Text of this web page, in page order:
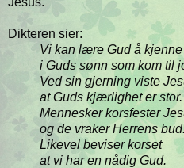
Dikteren sier:
Vi kan lære Gud å kjenne
i Guds sønn som kom til
Ved sin gjerning viste
at Guds kjærlighet er stor.
Mennesker korsfester
og de vraker Herrens bud.
Likevel beviser korset
at vi har en nådig Gud.